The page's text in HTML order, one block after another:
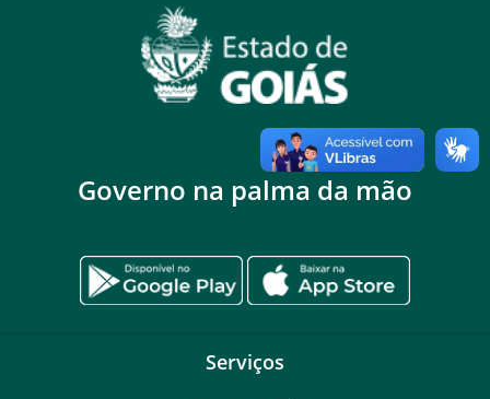
Governo na palma da mão
Serviços